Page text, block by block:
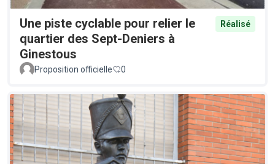
Une piste cyclable pour relier le
quartier des Sept-Deniers à
Ginestous
Réalisé
Proposition officielle 0